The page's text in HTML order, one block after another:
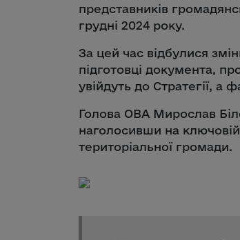
представників
грудні 2024 року.
За цей час відбулися
підготовці документа,
увійдуть до Стратегії, а
Голова ОВА Мирослав
наголосивши на
територіальної громади.